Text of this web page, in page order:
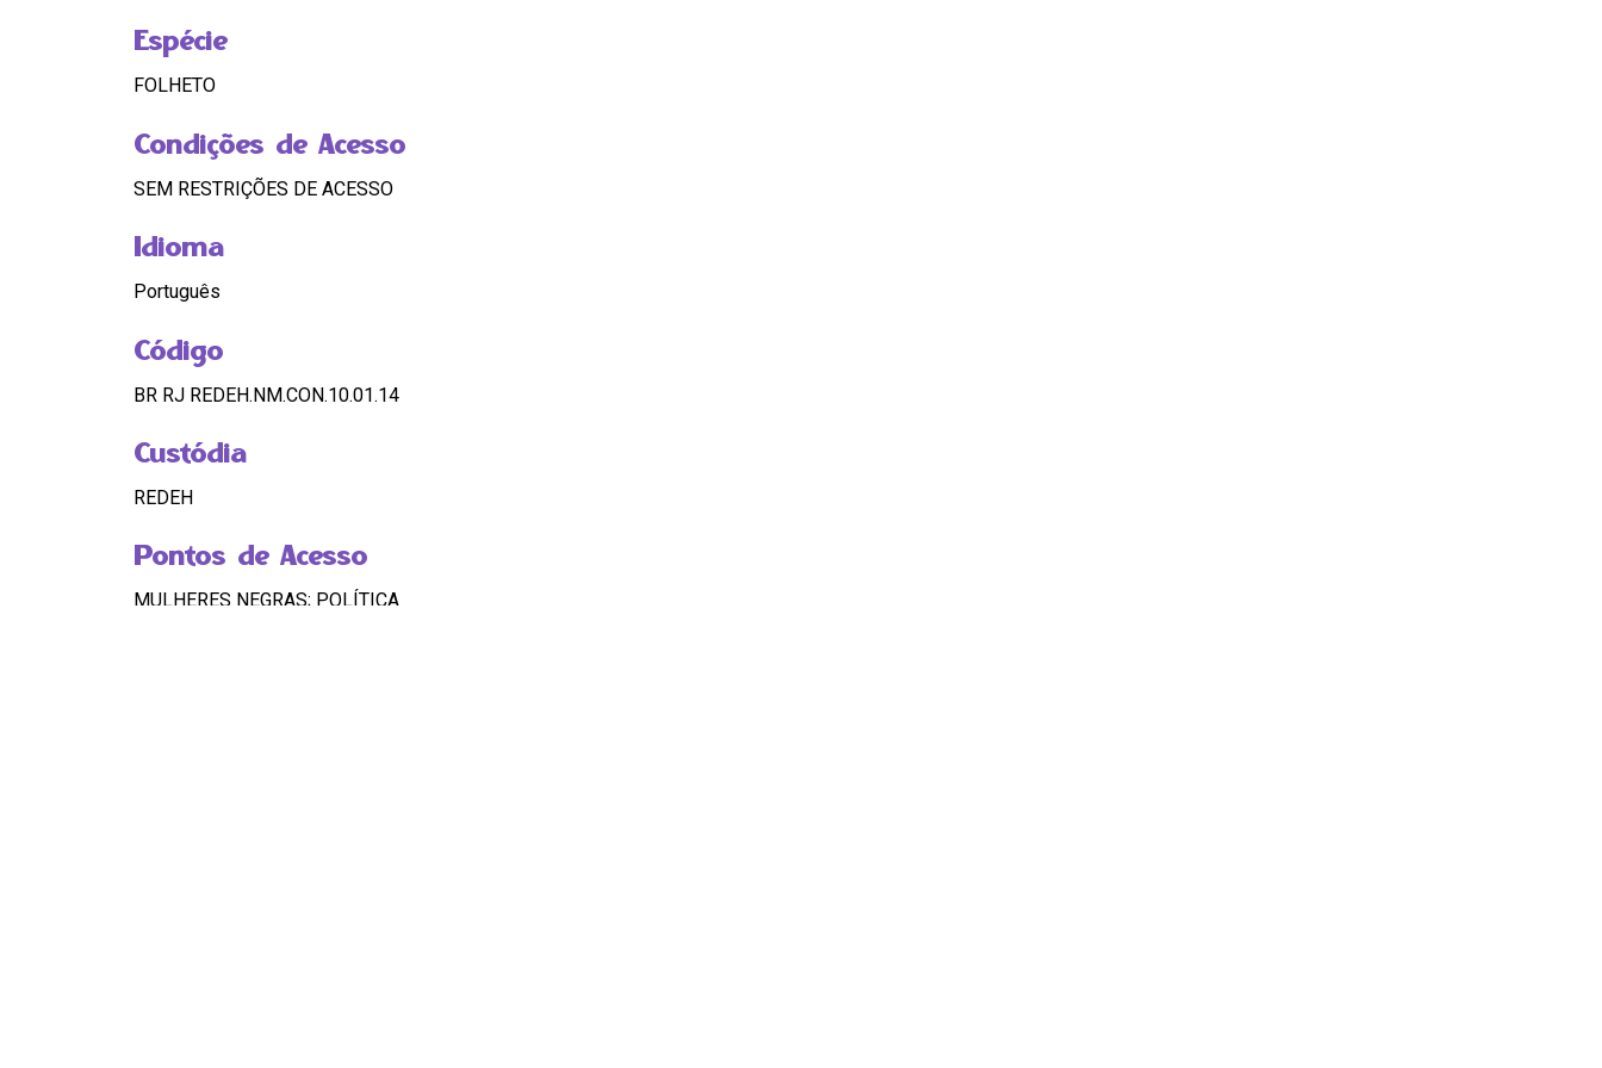
Espécie
FOLHETO
Condições de Acesso
SEM RESTRIÇÕES DE ACESSO
Idioma
Português
Código
BR RJ REDEH.NM.CON.10.01.14
Custódia
REDEH
Pontos de Acesso
MULHERES NEGRAS; POLÍTICA